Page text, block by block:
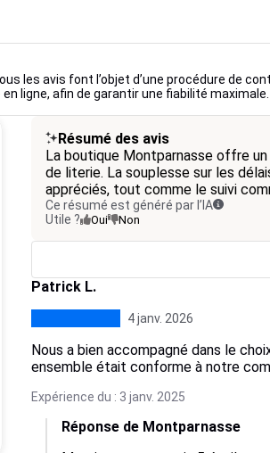
les avis font l’objet d’une procédure de
ligne, afin de garantir une fiabilité maximale.
Résumé des avis
La boutique Montparnasse offre
de literie. La souplesse sur les
appréciés, tout comme le suivi
Ce résumé est généré par l’IA
Utile ?
Oui Non
Patrick L.
4 janv. 2026
Nous a bien accompagné dans le
ensemble était conforme à notre
Expérience du : 3 janv. 2025
Réponse de Montparnasse